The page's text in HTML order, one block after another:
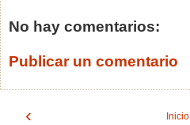
No hay comentarios:
Publicar un comentario
‹ Inicio